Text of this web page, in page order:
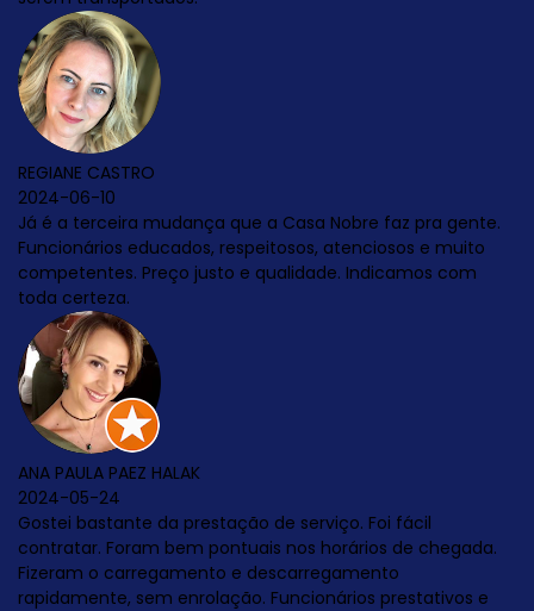
Nobre faz pra gente.
atenciosos e muito
Indicamos com
serviço. Foi fácil
horários de chegada.
prestativos e